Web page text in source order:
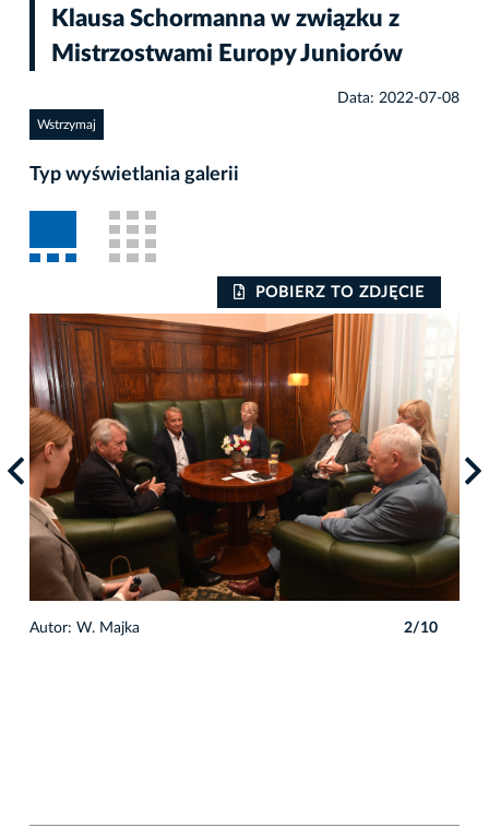
Klausa Schormanna w związku z
Mistrzostwami Europy Juniorów
Data: 2022-07-08
Wstrzymaj
Typ wyświetlania galerii
POBIERZ TO ZDJĘCIE
Autor: W. Majka 2/10